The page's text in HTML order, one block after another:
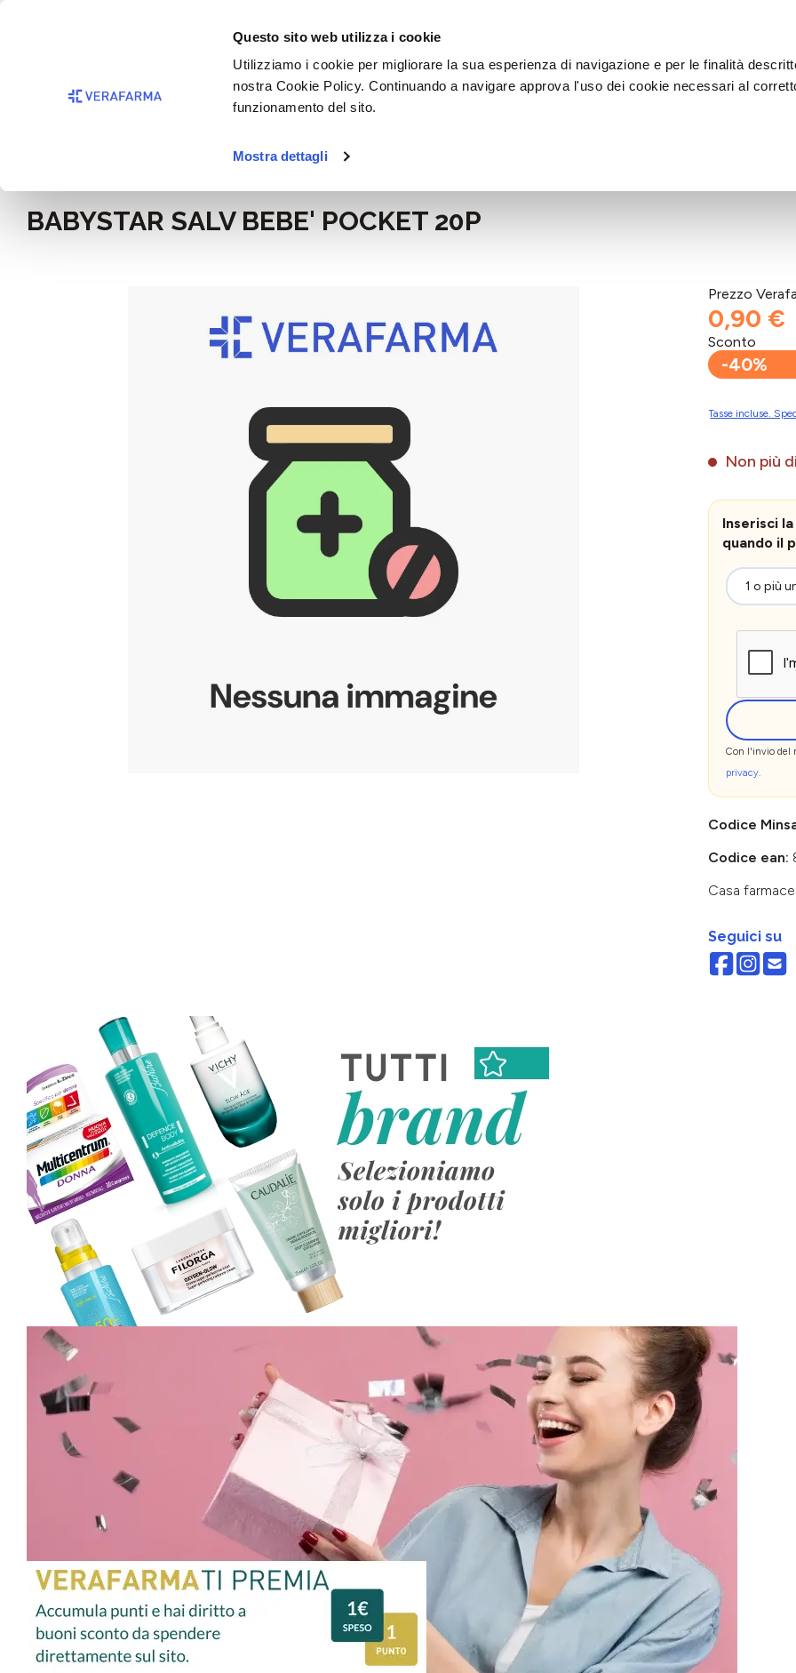
Questo sito web utilizza i cookie
Utilizziamo i cookie per migliorare la sua esperienza di navigazione e per le finalità
nostra Cookie Policy. Continuando a navigare approva l'uso dei cookie necessari al
funzionamento del sito.
Mostra dettagli
Passa alla navigazione principale
BABYSTAR SALV BEBE' POCKET 20P
Prezzo
0,90 €
Sconto
-40%
Tasse incluse.
Non più
Inserisci
quando il
Con l'invio del
privacy.
Codice
Codice ean:
Casa
Seguici su